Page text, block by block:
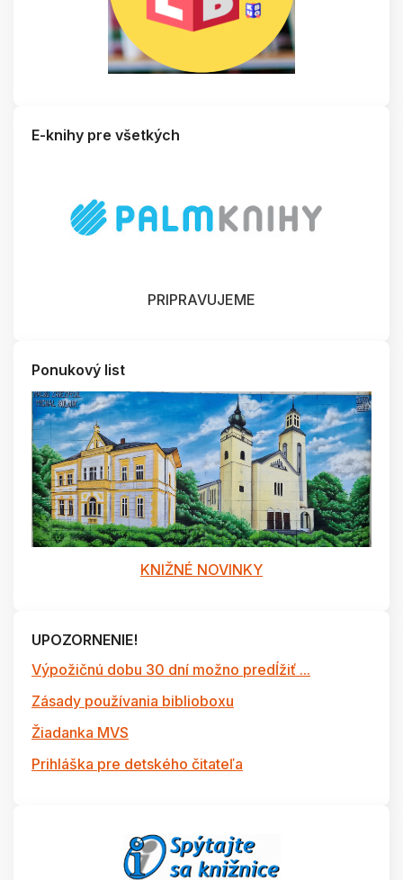
E-knihy pre všetkých
PRIPRAVUJEME
Ponukový list
KNIŽNÉ NOVINKY
UPOZORNENIE!
Výpožičnú dobu 30 dní možno predĺžiť ...
Zásady používania biblioboxu
Žiadanka MVS
Prihláška pre detského čitateľa